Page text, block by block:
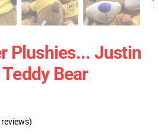
Plushies... Justin
Bear